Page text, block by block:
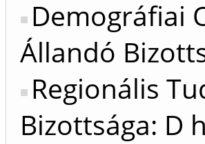
Demográfiai
Állandó
Regionális
Bizottsága: D